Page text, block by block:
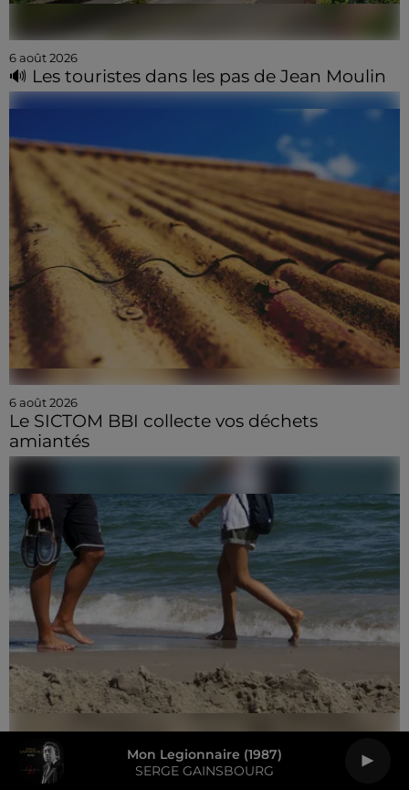
Mon Legionnaire (1987)
SERGE GAINSBOURG
6 août 2026
🔊 Les touristes dans les pas de Jean Moulin
6 août 2026
Le SICTOM BBI collecte vos déchets
amiantés
6 août 2026